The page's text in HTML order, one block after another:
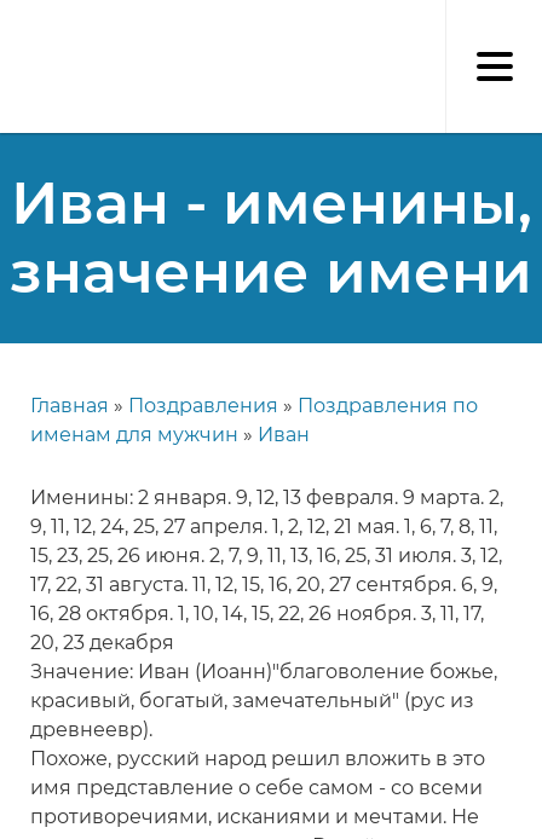
Иван - именины,
значение имени
Строка
Главная Поздравления
Поздравления по
именам для мужчин
Иван
Именины: 2 января. 9, 12, 13 февраля. 9 марта. 2,
9, 11, 12, 24, 25, 27 апреля. 1, 2, 12, 21 мая. 1, 6, 7, 8, 11,
15, 23, 25, 26 июня. 2, 7, 9, 11, 13, 16, 25, 31 июля. 3, 12,
17, 22, 31 августа. 11, 12, 15, 16, 20, 27 сентября. 6, 9,
16, 28 октября. 1, 10, 14, 15, 22, 26 ноября. 3, 11, 17,
20, 23 декабря
Значение: Иван (Иоанн)"благоволение божье,
красивый, богатый, замечательный" (рус из
древнеевр).
Похоже, русский народ решил вложить в это
имя представление о себе самом - со всеми
противоречиями, исканиями и мечтами. Не